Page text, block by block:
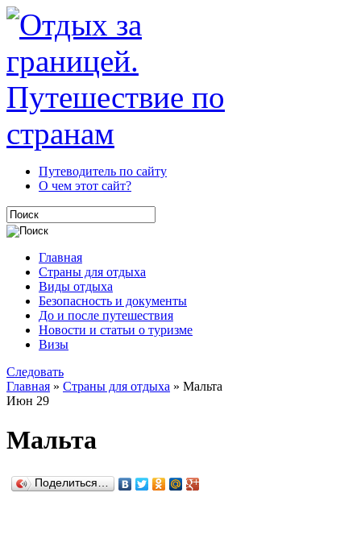
Путеводитель по сайту
О чем этот сайт?
Главная
Страны для отдыха
Виды отдыха
Безопасность и документы
До и после путешествия
Новости и статьи о туризме
Визы
Следовать
Главная » Страны для отдыха » Мальта
Июн 29
Мальта
Поделиться…